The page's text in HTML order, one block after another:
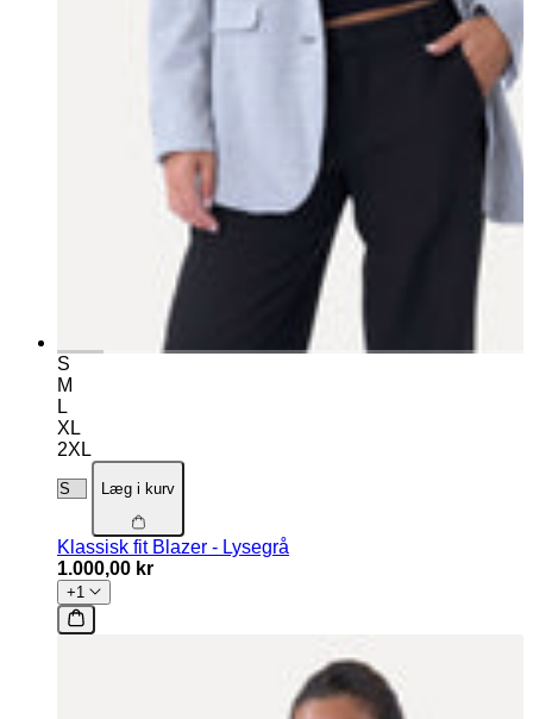
S
M
L
XL
2XL
Læg i kurv
Klassisk fit Blazer - Lysegrå
1.000,00 kr
+1